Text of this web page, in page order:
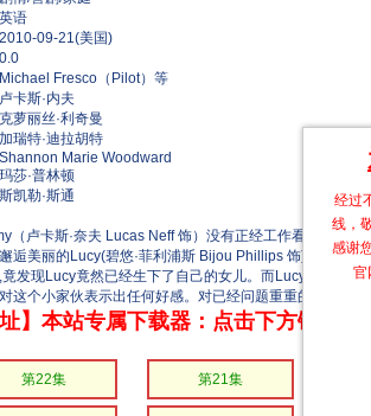
经过
线，
感谢
官
语
09-21(美国)
Fresco（Pilot）等
斯·内夫
·利奇曼
迪拉胡特
Marie Woodward
林顿
斯通
斯·奈夫 Lucas Neff 饰）没有正经工作看，他没有房
逅美丽的Lucy(碧悠·菲利浦斯 Bijou Phillips 饰)，两人
发现Lucy竟然已经生下了自己的女儿。而Lucy很快将
这个小家伙表示出任何好感。对已经问题重重的
址】本站专属下载器：点击下方链接
第22集 第21集